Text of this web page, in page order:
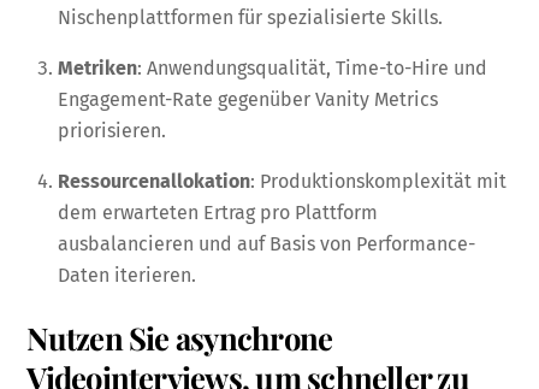
Nischenplattformen für spezialisierte Skills.
Metriken: Anwendungsqualität, Time-to-Hire und
Engagement-Rate gegenüber Vanity Metrics
priorisieren.
Ressourcenallokation: Produktionskomplexität mit
dem erwarteten Ertrag pro Plattform
ausbalancieren und auf Basis von Performance-
Daten iterieren.
Nutzen Sie asynchrone
Videointerviews, um schneller zu